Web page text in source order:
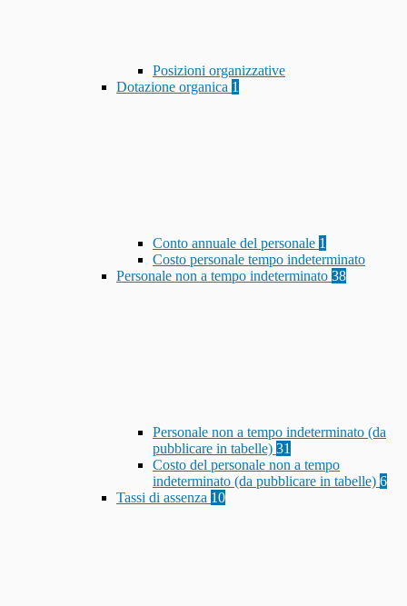
Posizioni organizzative
Dotazione organica 1
Conto annuale del personale 1
Costo personale tempo indeterminato
Personale non a tempo indeterminato 38
Personale non a tempo indeterminato (da
pubblicare in tabelle) 31
Costo del personale non a tempo
indeterminato (da pubblicare in tabelle) 6
Tassi di assenza 10